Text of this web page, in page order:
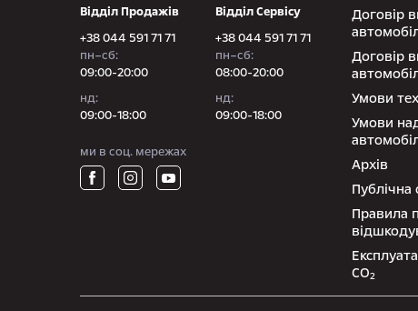
Відділ Продажів
+38 044 591 71 71
пн–сб:
09:00-20:00
нд:
09:00-18:00
Відділ Сервісу
+38 044 591 71 71
пн–сб:
08:00-20:00
нд:
09:00-18:00
ми в соц. мережах
Договір
Договір
Умови
Умови
Архів
Публічна
Правила
СО2